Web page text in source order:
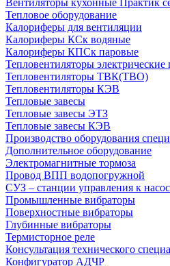
Вентиляторы кухонные Практик
Тепловое оборудование
Калориферы для вентиляции
Калориферы КСк водяные
Калориферы КПСк паровые
Тепловентиляторы
Тепловентиляторы ТВК(ТВО)
Тепловентиляторы КЭВ
Тепловые завесы
Тепловые завесы ЭТЗ
Тепловые завесы КЭВ
Производство оборудования
Дополнительное оборудование
Электромагнитные тормоза
Провод ВПП водопогружной
СУЗ – станции управления к
Промышленные вибраторы
Поверхностные вибраторы
Глубинные вибраторы
Термисторное реле
Консультация технического
Конфигуратор АДЧР